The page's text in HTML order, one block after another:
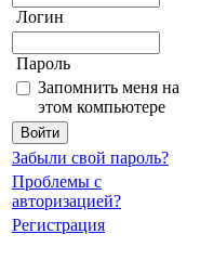
Логин
Пароль
Запомнить меня на
этом компьютере
Забыли свой пароль?
Проблемы с
авторизацией?
Регистрация